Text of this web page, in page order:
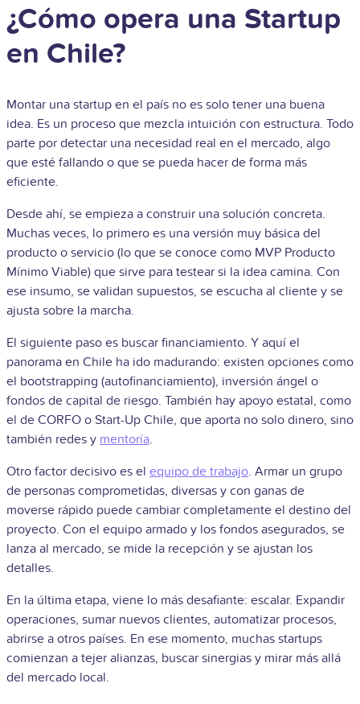
¿Cómo opera una Startup
en Chile?
Montar una startup en el país no es solo tener una buena
idea. Es un proceso que mezcla intuición con estructura. Todo
parte por detectar una necesidad real en el mercado, algo
que esté fallando o que se pueda hacer de forma más
eficiente.
Desde ahí, se empieza a construir una solución concreta.
Muchas veces, lo primero es una versión muy básica del
producto o servicio (lo que se conoce como MVP Producto
Mínimo Viable) que sirve para testear si la idea camina. Con
ese insumo, se validan supuestos, se escucha al cliente y se
ajusta sobre la marcha.
El siguiente paso es buscar financiamiento. Y aquí el
panorama en Chile ha ido madurando: existen opciones como
el bootstrapping (autofinanciamiento), inversión ángel o
fondos de capital de riesgo. También hay apoyo estatal, como
el de CORFO o Start-Up Chile, que aporta no solo dinero, sino
también redes y mentoría.
Otro factor decisivo es el equipo de trabajo. Armar un grupo
de personas comprometidas, diversas y con ganas de
moverse rápido puede cambiar completamente el destino del
proyecto. Con el equipo armado y los fondos asegurados, se
lanza al mercado, se mide la recepción y se ajustan los
detalles.
En la última etapa, viene lo más desafiante: escalar. Expandir
operaciones, sumar nuevos clientes, automatizar procesos,
abrirse a otros países. En ese momento, muchas startups
comienzan a tejer alianzas, buscar sinergias y mirar más allá
del mercado local.